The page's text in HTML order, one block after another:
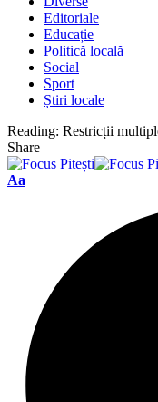
Editoriale
Educație
Politică locală
Social
Sport
Știri locale
Reading: Restricții
Share
Font
Aa